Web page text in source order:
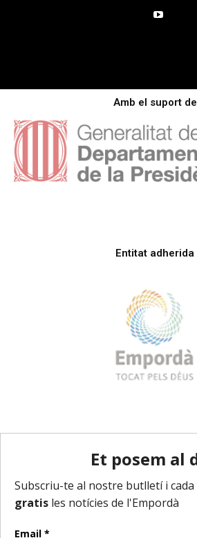
Amb el suport de
Entitat adherida